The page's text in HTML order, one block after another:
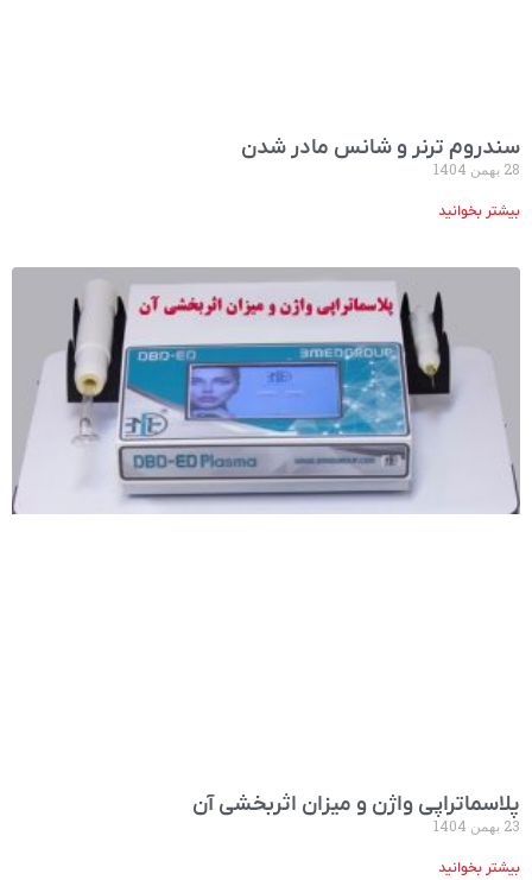
سندروم ترنر و شانس مادر شدن
28 بهمن 1404
بیشتر بخوانید
پلاسما‌تراپی واژن و میزان اثربخشی آن
23 بهمن 1404
بیشتر بخوانید